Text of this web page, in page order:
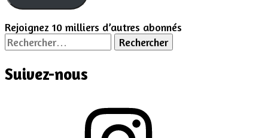
Rejoignez 10 milliers d’autres abonnés
Rechercher :
Suivez-nous